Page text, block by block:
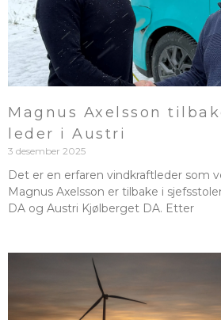
Magnus Axelsson
leder i Austri
3 desember 2025
Det er en erfaren vindkraftleder som
Magnus Axelsson er tilbake i
DA og Austri Kjølberget DA. Etter